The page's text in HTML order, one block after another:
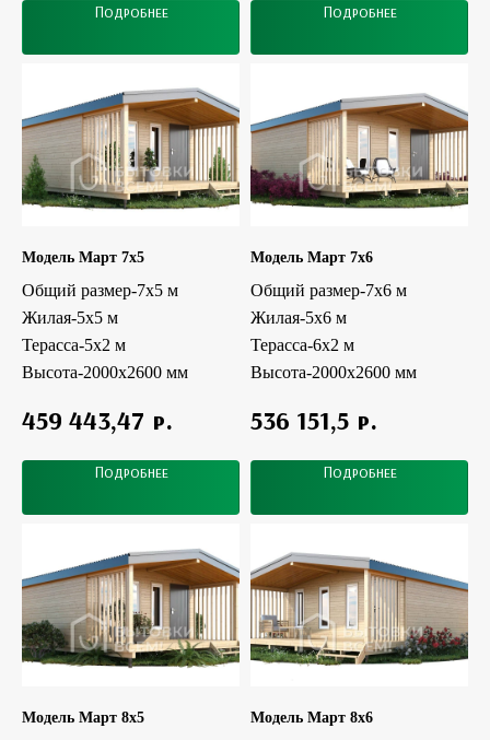
Подробнее Подробнее
Модель Март 7x5
Общий размер-7х5 м
Жилая-5x5 м
Терасса-5х2 м
Высота-2000х2600 мм
459 443,47 р.
Подробнее
Модель Март 7x6
Общий размер-7х6 м
Жилая-5x6 м
Терасса-6х2 м
Высота-2000х2600 мм
536 151,5 р.
Подробнее
Модель Март 8x5 Модель Март 8x6